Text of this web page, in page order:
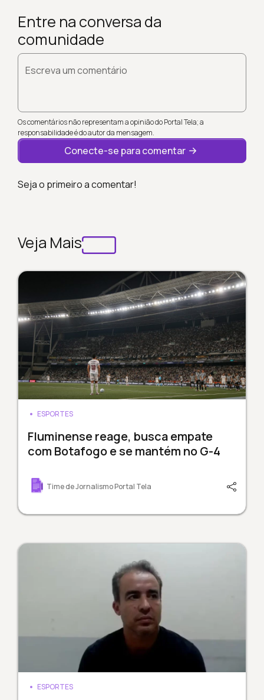
Entre na conversa da
comunidade
Escreva um comentário
Os comentários não representam a opinião do Portal Tela; a
responsabilidade é do autor da mensagem.
Conecte-se para comentar
Seja o primeiro a comentar!
Veja Mais
ESPORTES
Fluminense reage, busca empate
com Botafogo e se mantém no G-4
Time de Jornalismo Portal Tela
ESPORTES